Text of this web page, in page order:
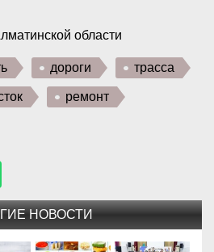
области
дороги трасса
ремонт
НОВОСТИ